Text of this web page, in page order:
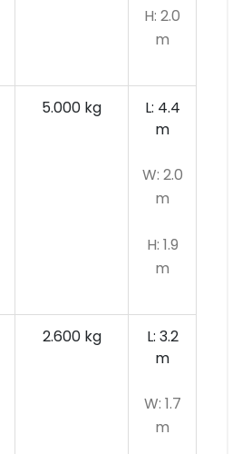
H: 2.0
m
5.000 kg
L: 4.4
m
W: 2.0
m
H: 1.9
m
2.600 kg
L: 3.2
m
W: 1.7
m